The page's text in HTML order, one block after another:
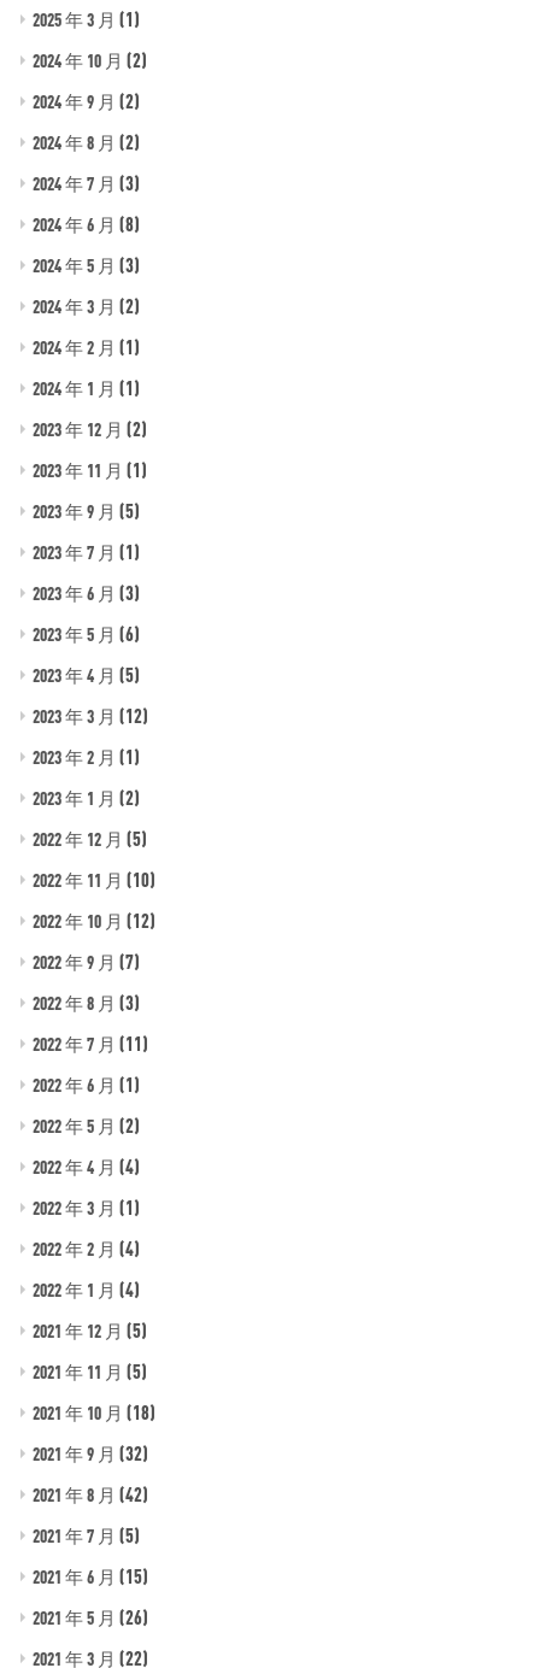
2025 年 3 月 (1)
2024 年 10 月 (2)
2024 年 9 月 (2)
2024 年 8 月 (2)
2024 年 7 月 (3)
2024 年 6 月 (8)
2024 年 5 月 (3)
2024 年 3 月 (2)
2024 年 2 月 (1)
2024 年 1 月 (1)
2023 年 12 月 (2)
2023 年 11 月 (1)
2023 年 9 月 (5)
2023 年 7 月 (1)
2023 年 6 月 (3)
2023 年 5 月 (6)
2023 年 4 月 (5)
2023 年 3 月 (12)
2023 年 2 月 (1)
2023 年 1 月 (2)
2022 年 12 月 (5)
2022 年 11 月 (10)
2022 年 10 月 (12)
2022 年 9 月 (7)
2022 年 8 月 (3)
2022 年 7 月 (11)
2022 年 6 月 (1)
2022 年 5 月 (2)
2022 年 4 月 (4)
2022 年 3 月 (1)
2022 年 2 月 (4)
2022 年 1 月 (4)
2021 年 12 月 (5)
2021 年 11 月 (5)
2021 年 10 月 (18)
2021 年 9 月 (32)
2021 年 8 月 (42)
2021 年 7 月 (5)
2021 年 6 月 (15)
2021 年 5 月 (26)
2021 年 3 月 (22)